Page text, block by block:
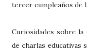
tercer cumpleaños de
Curiosidades sobre la
de charlas educativas